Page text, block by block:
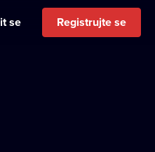
se Registrujte se